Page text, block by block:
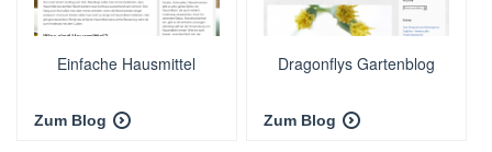
Einfache Hausmittel
Zum Blog
Dragonflys Gartenblog
Zum Blog